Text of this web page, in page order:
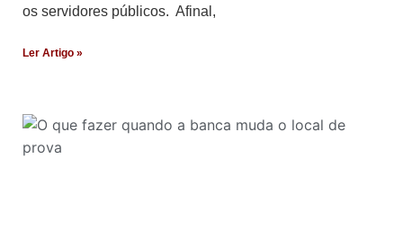
os servidores públicos. Afinal,
Ler Artigo »